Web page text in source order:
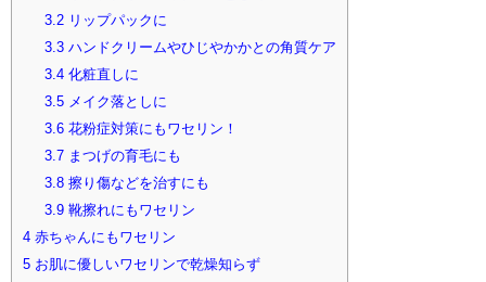
3.2リップパックに
3.3ハンドクリームやひじやかかとの角質ケア
3.4化粧直しに
3.5メイク落としに
3.6花粉症対策にもワセリン！
3.7まつげの育毛にも
3.8擦り傷などを治すにも
3.9靴擦れにもワセリン
4 赤ちゃんにもワセリン
5 お肌に優しいワセリンで乾燥知らず